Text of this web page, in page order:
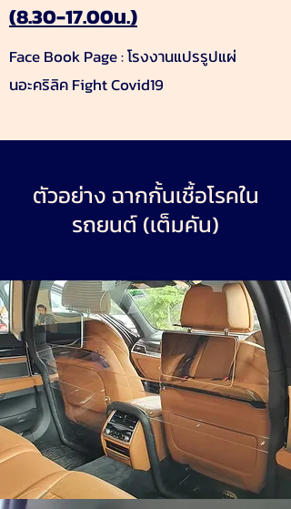
(8.30-17.00น.)
Face Book Page : โรงงานแปรรูปแผ่
นอะคริลิค Fight Covid19
ตัวอย่าง ฉากกั้นเชื้อโรคใน
รถยนต์ (เต็มคัน)